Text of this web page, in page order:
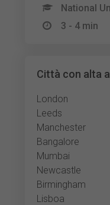
National
3 - 4 min
Città con alta
London
Leeds
Manchester
Bangalore
Mumbai
Newcastle
Birmingham
Lisboa